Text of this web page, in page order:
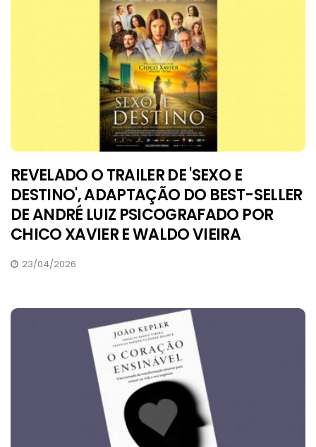
REVELADO O TRAILER DE 'SEXO E
DESTINO', ADAPTAÇÃO DO BEST-SELLER
DE ANDRÉ LUIZ PSICOGRAFADO POR
CHICO XAVIER E WALDO VIEIRA
23/04/2026